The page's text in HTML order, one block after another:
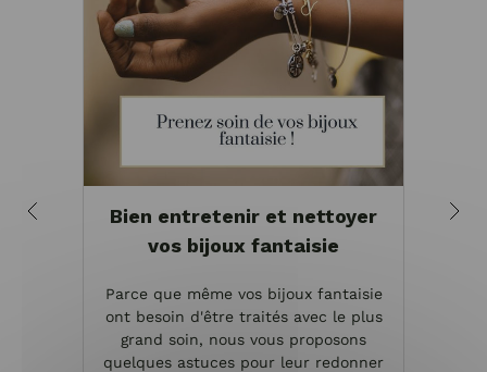
Bien entretenir et nettoyer
vos bijoux fantaisie
Parce que même vos bijoux fantaisie
ont besoin d'être traités avec le plus
grand soin, nous vous proposons
quelques astuces pour leur redonner